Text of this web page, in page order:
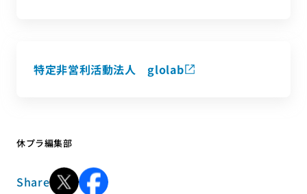
特定非営利活動法人 glolab
休プラ編集部
Share